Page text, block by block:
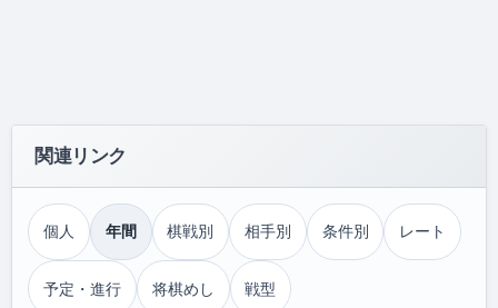
関連リンク
個人 年間 棋戦別 相手別 条件別 レート
予定・進行 将棋めし 戦型